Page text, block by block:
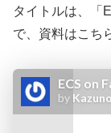
タイトルは、「
で、資料はこち